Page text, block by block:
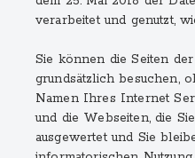
verarbeitet und genutzt,
Sie können die Seiten
grundsätzlich besuchen,
Namen Ihres Internet
und die Webseiten, die
ausgewertet und Sie